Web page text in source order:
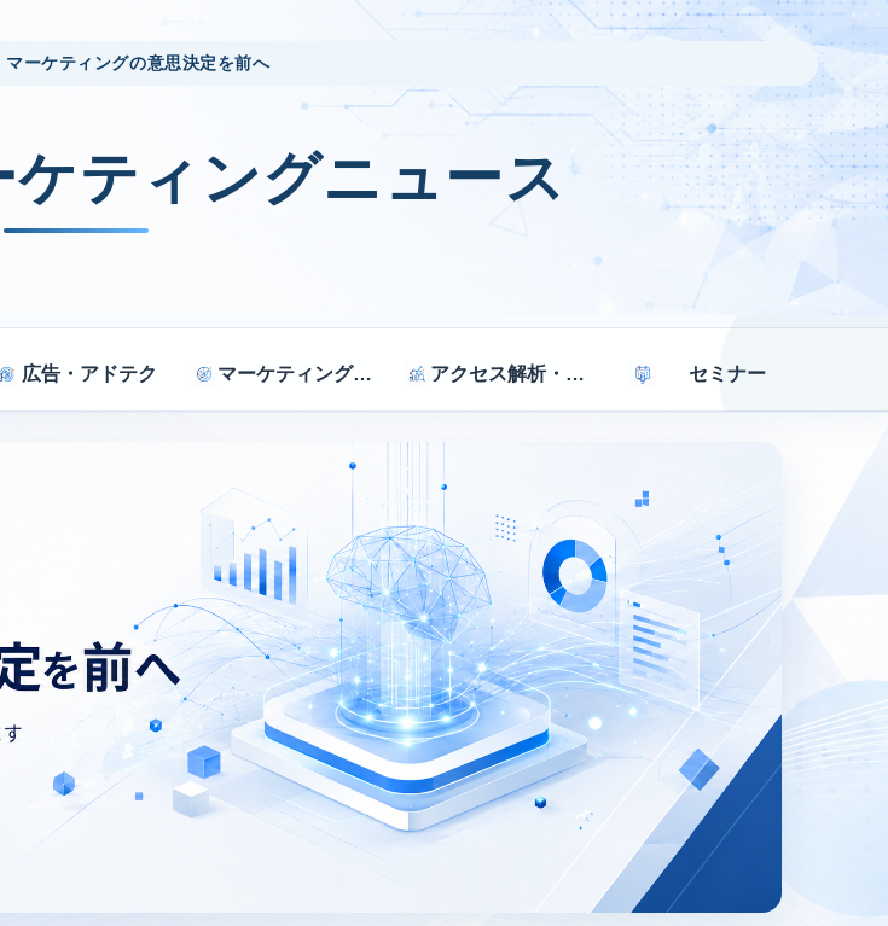
ーケティングの意思決定を前へ
ティングニュース
広告・アドテク マーケティング戦略 アクセス解析・効果測定 セミナー